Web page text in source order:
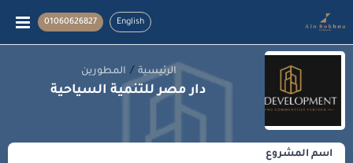
English
01060626827
الرئيسية / المطورين
دار مصر للتنمية السياحية
اسم المشروع